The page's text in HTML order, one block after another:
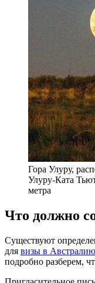
Гора Улуру,
Улуру-Ката
метра
Что должно
Существуют
для визы в
подробно разберем,